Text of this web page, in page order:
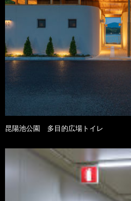
昆陽池公園 多目的広場トイレ